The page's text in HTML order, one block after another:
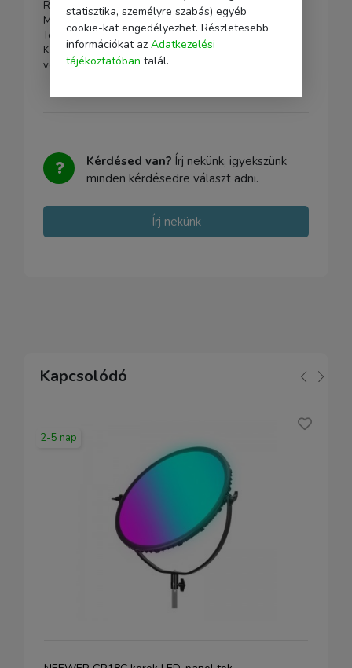
Rögzítés 1/4" menetes befogadás (pl. állványhoz)
Méretek (pl. magasság × szélesség × mélység, mm)
Tömeg (pl. g vagy kg)
Kültéri / beltéri használat (pl. kültéri csak burával, IP
védelem)
Kérdésed van? Írj nekünk, igyekszünk
minden kérdésedre választ adni.
Írj nekünk
Kapcsolódó
2-5 nap
statisztika, személyre szabás) egyéb
cookie-kat engedélyezhet. Részletesebb
információkat az Adatkezelési
tájékoztatóban talál.